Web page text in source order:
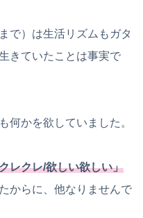
で）は生活リズムもガタ
きていたことは事実で
何かを欲していました。
レクレ/欲しい欲しい」
からに、他なりませんで